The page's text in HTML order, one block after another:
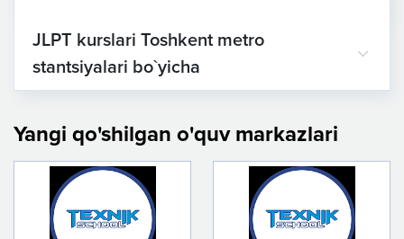
JLPT kurslari Toshkent metro
stantsiyalari bo`yicha
Yangi qo'shilgan o'quv markazlari